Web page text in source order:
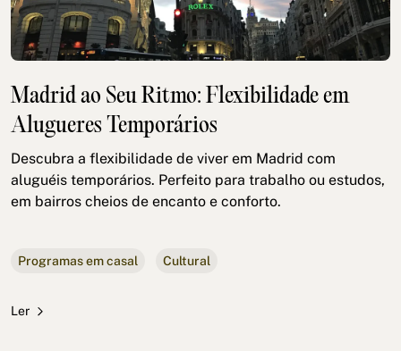
Madrid ao Seu Ritmo: Flexibilidade em
Alugueres Temporários
Descubra a flexibilidade de viver em Madrid com
aluguéis temporários. Perfeito para trabalho ou estudos,
em bairros cheios de encanto e conforto.
Programas em casal Cultural
Ler